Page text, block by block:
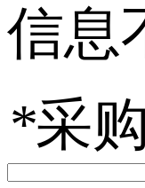
信息
*采